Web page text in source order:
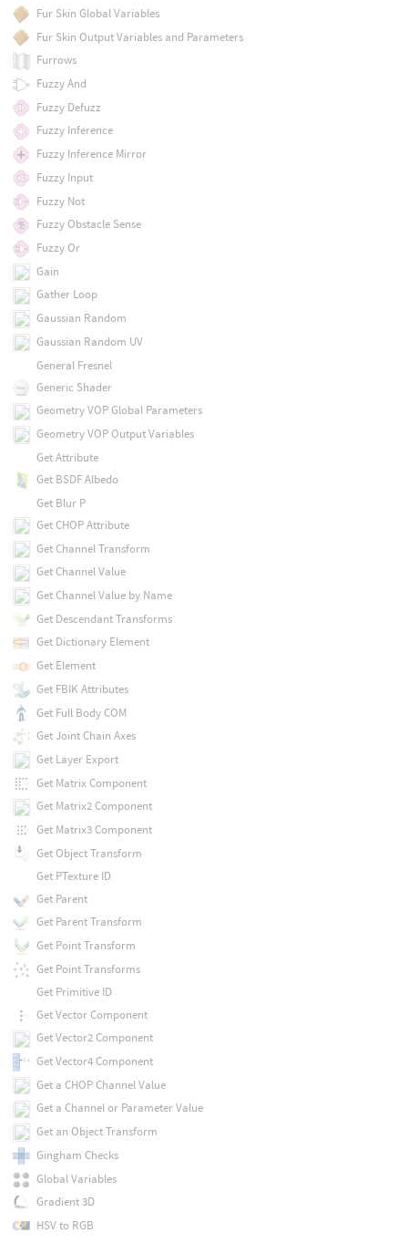
Fur Skin Global Variables
Fur Skin Output Variables and Parameters
Furrows
Fuzzy And
Fuzzy Defuzz
Fuzzy Inference
Fuzzy Inference Mirror
Fuzzy Input
Fuzzy Not
Fuzzy Obstacle Sense
Fuzzy Or
Gain
Gather Loop
Gaussian Random
Gaussian Random UV
General Fresnel
Generic Shader
Geometry VOP Global Parameters
Geometry VOP Output Variables
Get Attribute
Get BSDF Albedo
Get Blur P
Get CHOP Attribute
Get Channel Transform
Get Channel Value
Get Channel Value by Name
Get Descendant Transforms
Get Dictionary Element
Get Element
Get FBIK Attributes
Get Full Body COM
Get Joint Chain Axes
Get Layer Export
Get Matrix Component
Get Matrix2 Component
Get Matrix3 Component
Get Object Transform
Get PTexture ID
Get Parent
Get Parent Transform
Get Point Transform
Get Point Transforms
Get Primitive ID
Get Vector Component
Get Vector2 Component
Get Vector4 Component
Get a CHOP Channel Value
Get a Channel or Parameter Value
Get an Object Transform
Gingham Checks
Global Variables
Gradient 3D
HSV to RGB